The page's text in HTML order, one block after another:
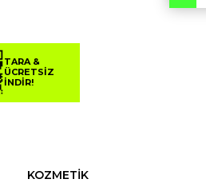
TARA &
ÜCRETSİZ
İNDİR!
KOZMETİK